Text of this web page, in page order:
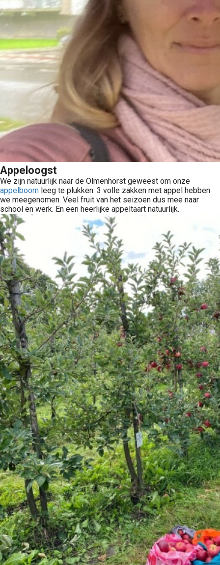
Appeloogst
We zijn natuurlijk naar de Olmenhorst geweest om onze
appelboom leeg te plukken. 3 volle zakken met appel hebben
we meegenomen. Veel fruit van het seizoen dus mee naar
school en werk. En een heerlijke appeltaart natuurlijk.